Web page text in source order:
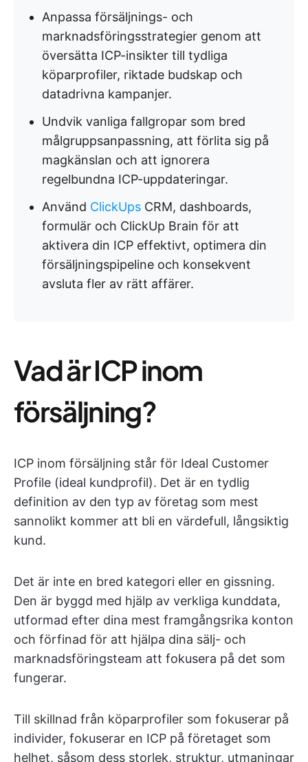
Anpassa försäljnings- och
marknadsföringsstrategier genom att
översätta ICP-insikter till tydliga
köparprofiler, riktade budskap och
datadrivna kampanjer.
Undvik vanliga fallgropar som bred
målgruppsanpassning, att förlita sig på
magkänslan och att ignorera
regelbundna ICP-uppdateringar.
Använd ClickUps CRM, dashboards,
formulär och ClickUp Brain för att
aktivera din ICP effektivt, optimera din
försäljningspipeline och konsekvent
avsluta fler av rätt affärer.
Vad är ICP inom
försäljning?
ICP inom försäljning står för Ideal Customer
Profile (ideal kundprofil). Det är en tydlig
definition av den typ av företag som mest
sannolikt kommer att bli en värdefull, långsiktig
kund.
Det är inte en bred kategori eller en gissning.
Den är byggd med hjälp av verkliga kunddata,
utformad efter dina mest framgångsrika konton
och förfinad för att hjälpa dina sälj- och
marknadsföringsteam att fokusera på det som
fungerar.
Till skillnad från köparprofiler som fokuserar på
individer, fokuserar en ICP på företaget som
helhet, såsom dess storlek, struktur, utmaningar